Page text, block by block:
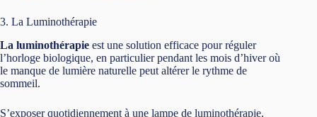
3. La Luminothérapie
La luminothérapie est une solution efficace pour réguler
l’horloge biologique, en particulier pendant les mois d’hiver où
le manque de lumière naturelle peut altérer le rythme de
sommeil.
S’exposer quotidiennement à une lampe de luminothérapie,